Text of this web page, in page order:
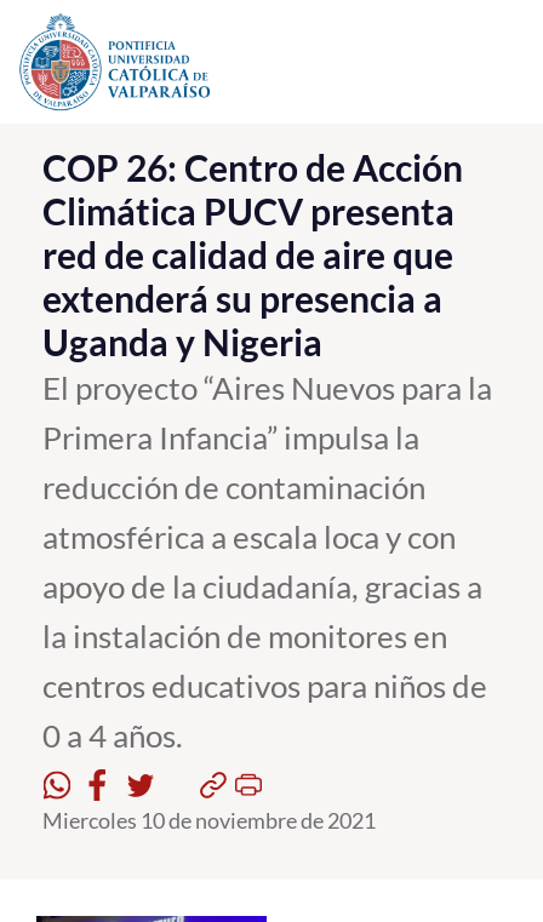
Click acá para ir directamente al contenido
La Universidad
Investigación, Creación e Innovación
PUCV Internacional
Vinculación con el Medio
Admisión
Pregrado
Postgrado
Formación Continua
Estudiantes
Académicos
Funcionarios
Alumni
COP 26: Centro de Acción
Climática PUCV presenta
red de calidad de aire que
extenderá su presencia a
Uganda y Nigeria
El proyecto “Aires Nuevos para la
Primera Infancia” impulsa la
reducción de contaminación
atmosférica a escala loca y con
apoyo de la ciudadanía, gracias a
la instalación de monitores en
centros educativos para niños de
0 a 4 años.
Miercoles 10 de noviembre de 2021